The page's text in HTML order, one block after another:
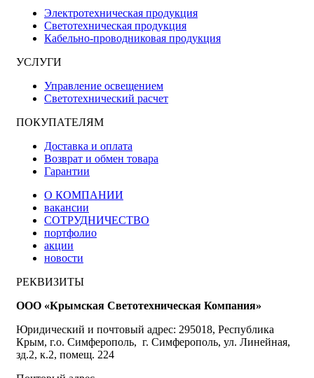
Электротехническая продукция
Светотехническая продукция
Кабельно-проводниковая продукция
УСЛУГИ
Управление освещением
Светотехнический расчет
ПОКУПАТЕЛЯМ
Доставка и оплата
Возврат и обмен товара
Гарантии
О КОМПАНИИ
вакансии
СОТРУДНИЧЕСТВО
портфолио
акции
новости
РЕКВИЗИТЫ
ООО «Крымская Светотехническая Компания»
Юридический и почтовый адрес: 295018, Республика
Крым, г.о. Симферополь, г. Симферополь, ул. Линейная,
зд.2, к.2, помещ. 224